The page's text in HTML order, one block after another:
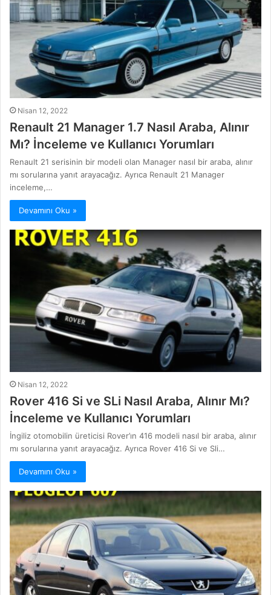
Nisan 12, 2022
Renault 21 Manager 1.7 Nasıl Araba, Alınır
Mı? İnceleme ve Kullanıcı Yorumları
Renault 21 serisinin bir modeli olan Manager nasıl bir araba, alınır
mı sorularına yanıt arayacağız. Ayrıca Renault 21 Manager
inceleme,…
Devamını Oku »
Nisan 12, 2022
Rover 416 Si ve SLi Nasıl Araba, Alınır Mı?
İnceleme ve Kullanıcı Yorumları
İngiliz otomobilin üreticisi Rover’ın 416 modeli nasıl bir araba, alınır
mı sorularına yanıt arayacağız. Ayrıca Rover 416 Si ve Sli…
Devamını Oku »